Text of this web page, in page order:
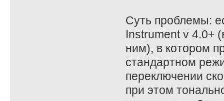
Суть проблемы:
Instrument v 4.0+
ним), в котором
стандартном
переключении
при этом